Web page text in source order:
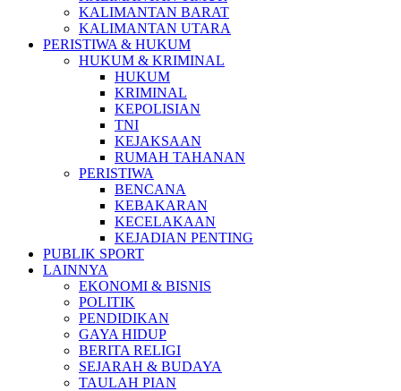
KALIMANTAN BARAT
KALIMANTAN UTARA
PERISTIWA & HUKUM
HUKUM & KRIMINAL
HUKUM
KRIMINAL
KEPOLISIAN
TNI
KEJAKSAAN
RUMAH TAHANAN
PERISTIWA
BENCANA
KEBAKARAN
KECELAKAAN
KEJADIAN PENTING
PUBLIK SPORT
LAINNYA
EKONOMI & BISNIS
POLITIK
PENDIDIKAN
GAYA HIDUP
BERITA RELIGI
SEJARAH & BUDAYA
TAULAH PIAN